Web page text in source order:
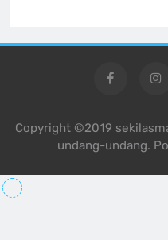
Copyright ©2019
undang-undang.